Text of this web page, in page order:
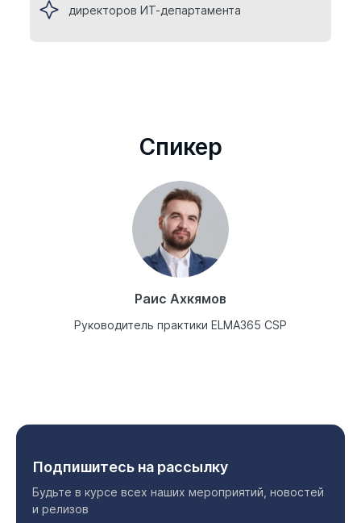
директоров ИТ-департамента
Cпикер
Раис Ахкямов
Руководитель практики ELMA365 CSP
Подпишитесь на рассылку
Будьте в курсе всех наших мероприятий, новостей
и релизов